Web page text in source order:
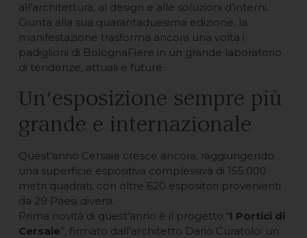
all’architettura, al design e alle soluzioni d’interni.
Giunta alla sua quarantaduesima edizione, la
manifestazione trasforma ancora una volta i
padiglioni di BolognaFiere in un grande laboratorio
di tendenze, attuali e future.
Un’esposizione sempre più
grande e internazionale
Quest’anno Cersaie cresce ancora, raggiungendo
una superficie espositiva complessiva di 155.000
metri quadrati, con oltre 620 espositori provenienti
da 29 Paesi diversi.
Prima novità di quest’anno è il progetto “I Portici di
Cersaie”, firmato dall’architetto Dario Curatolo: un